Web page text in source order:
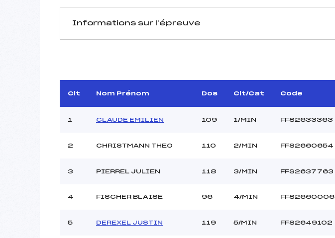
Informations sur l’épreuve
D.T Adjoint :
CUNY ANNE LAURE (MV)
Dir. Epreuve :
POIROT HERVE (MV)
Pénalité appliquée :
–
Clt Nom Prénom Dos Clt/Cat Code
1 CLAUDE EMILIEN 109 1/MIN FFS2633363
2 CHRISTMANN THEO 110 2/MIN FFS2660654
3 PIERREL JULIEN 118 3/MIN FFS2637763
4 FISCHER BLAISE 96 4/MIN FFS2660006
5 DEREXEL JUSTIN 119 5/MIN FFS2649102